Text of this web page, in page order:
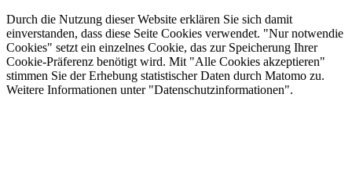
Durch die Nutzung dieser Website erklären Sie sich damit
einverstanden, dass diese Seite Cookies verwendet. "Nur notwendie
Cookies" setzt ein einzelnes Cookie, das zur Speicherung Ihrer
Cookie-Präferenz benötigt wird. Mit "Alle Cookies akzeptieren"
stimmen Sie der Erhebung statistischer Daten durch Matomo zu.
Weitere Informationen unter "Datenschutzinformationen".